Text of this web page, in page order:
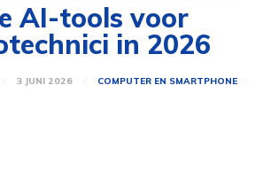
AI-tools voor
in 2026
3 JUNI 2026 COMPUTER EN SMARTPHONE